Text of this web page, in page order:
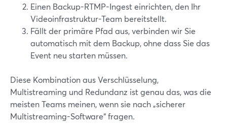
Einen Backup-RTMP-Ingest einrichten, den Ihr
Videoinfrastruktur-Team bereitstellt.
Fällt der primäre Pfad aus, verbinden wir Sie
automatisch mit dem Backup, ohne dass Sie das
Event neu starten müssen.
Diese Kombination aus Verschlüsselung,
Multistreaming und Redundanz ist genau das, was die
meisten Teams meinen, wenn sie nach „sicherer
Multistreaming-Software“ fragen.